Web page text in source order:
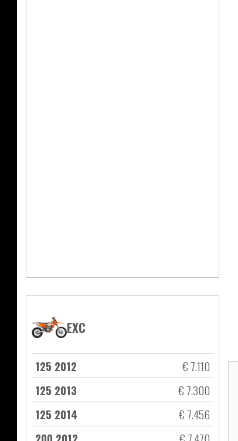
EXC
125 2012
€ 7.110
125 2013
€ 7.300
125 2014
€ 7.456